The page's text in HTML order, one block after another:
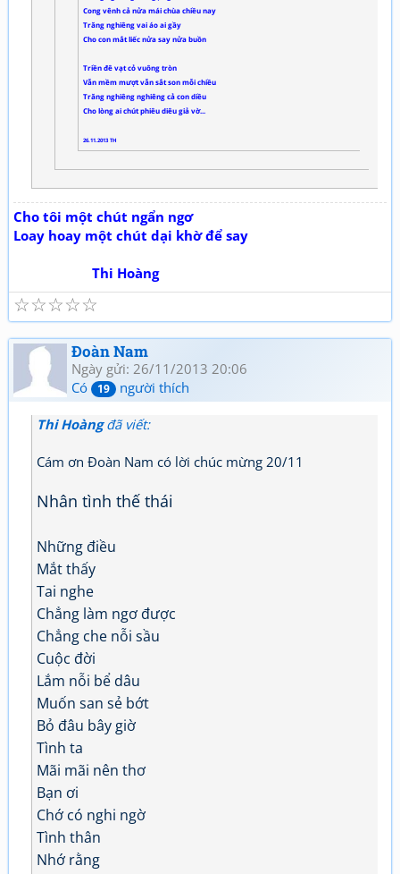
Cong vênh cả nửa mái chùa chiều nay
Trăng nghiêng vai áo ai gầy
Cho con mắt liếc nửa say nửa buồn
Triền đê vạt cỏ vuông tròn
Vẫn mềm mượt vẫn sắt son mỗi chiều
Trăng nghiêng nghiêng cả con diều
Cho lòng ai chút phiêu diêu giả vờ...
26.11.2013 TH
Cho tôi một chút ngẩn ngơ
Loay hoay một chút dại khờ để say
Thi Hoàng
☆
☆
☆
☆
☆
Đoàn Nam
Ngày gửi: 26/11/2013 20:06
Có
19 người thích
Thi Hoàngđã viết:
Cám ơn Đoàn Nam có lời chúc mừng 20/11
Nhân tình thế thái
Những điều
Mắt thấy
Tai nghe
Chẳng làm ngơ được
Chẳng che nỗi sầu
Cuộc đời
Lắm nỗi bể dâu
Muốn san sẻ bớt
Bỏ đâu bây giờ
Tình ta
Mãi mãi nên thơ
Bạn ơi
Chớ có nghi ngờ
Tình thân
Nhớ rằng